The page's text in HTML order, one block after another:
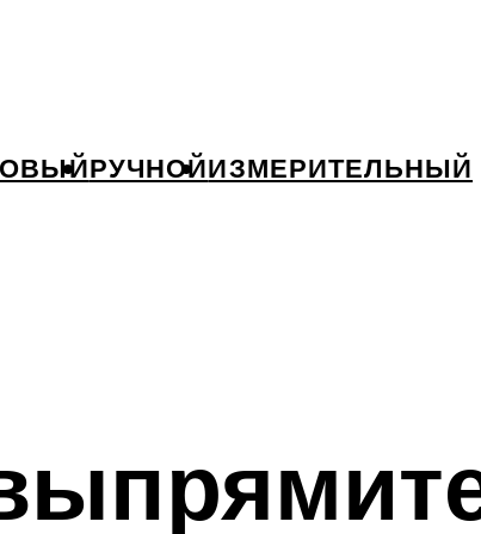
РУЧНОЙИЗМЕРИТЕЛЬНЫЙ